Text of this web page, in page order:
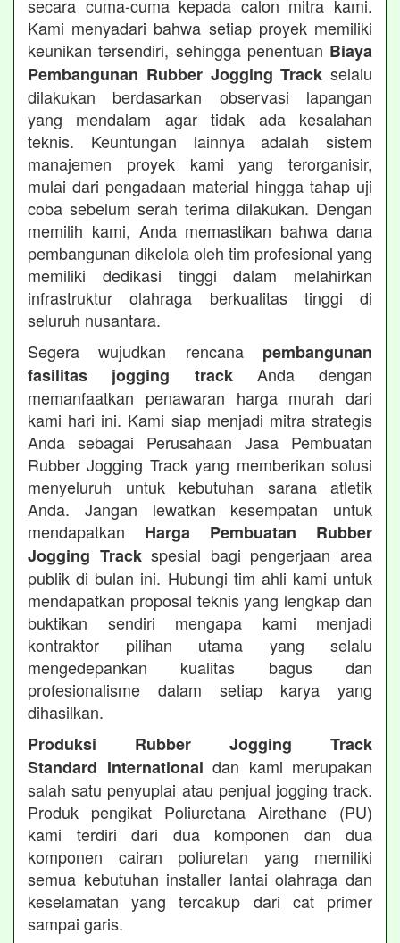
secara cuma-cuma kepada calon mitra kami.
Kami menyadari bahwa setiap proyek memiliki
keunikan tersendiri, sehingga penentuan Biaya
Pembangunan Rubber Jogging Track selalu
dilakukan berdasarkan observasi lapangan
yang mendalam agar tidak ada kesalahan
teknis. Keuntungan lainnya adalah sistem
manajemen proyek kami yang terorganisir,
mulai dari pengadaan material hingga tahap uji
coba sebelum serah terima dilakukan. Dengan
memilih kami, Anda memastikan bahwa dana
pembangunan dikelola oleh tim profesional yang
memiliki dedikasi tinggi dalam melahirkan
infrastruktur olahraga berkualitas tinggi di
seluruh nusantara.
Segera wujudkan rencana pembangunan
fasilitas jogging trackAnda dengan
memanfaatkan penawaran harga murah dari
kami hari ini. Kami siap menjadi mitra strategis
Anda sebagai Perusahaan Jasa Pembuatan
Rubber Jogging Track yang memberikan solusi
menyeluruh untuk kebutuhan sarana atletik
Anda. Jangan lewatkan kesempatan untuk
mendapatkan Harga Pembuatan Rubber
Jogging Trackspesial bagi pengerjaan area
publik di bulan ini. Hubungi tim ahli kami untuk
mendapatkan proposal teknis yang lengkap dan
buktikan sendiri mengapa kami menjadi
kontraktor pilihan utama yang selalu
mengedepankan kualitas bagus dan
profesionalisme dalam setiap karya yang
dihasilkan.
Produksi Rubber Jogging Track
Standard International dan kami merupakan
salah satu penyuplai atau penjual jogging track.
Produk pengikat Poliuretana Airethane (PU)
kami terdiri dari dua komponen dan dua
komponen cairan poliuretan yang memiliki
semua kebutuhan installer lantai olahraga dan
keselamatan yang tercakup dari cat primer
sampai garis.